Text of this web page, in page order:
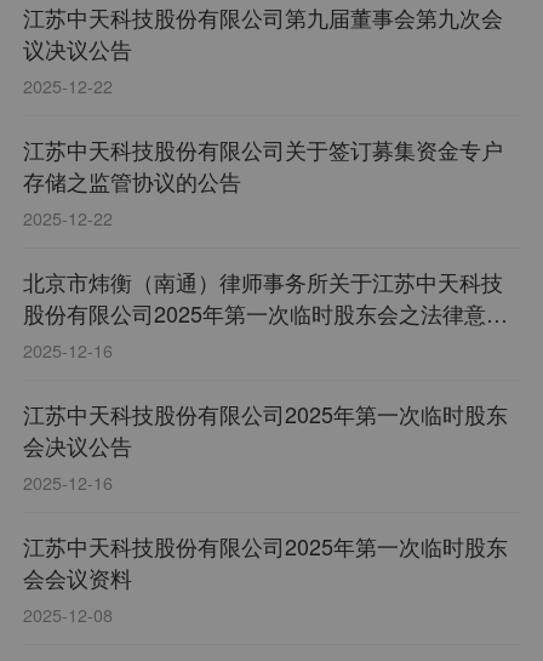
江苏中天科技股份有限公司第九届董事会第九次会
议决议公告
2025-12-22
江苏中天科技股份有限公司关于签订募集资金专户
存储之监管协议的公告
2025-12-22
北京市炜衡（南通）律师事务所关于江苏中天科技
股份有限公司2025年第一次临时股东会之法律意见
书
2025-12-16
江苏中天科技股份有限公司2025年第一次临时股东
会决议公告
2025-12-16
江苏中天科技股份有限公司2025年第一次临时股东
会会议资料
2025-12-08